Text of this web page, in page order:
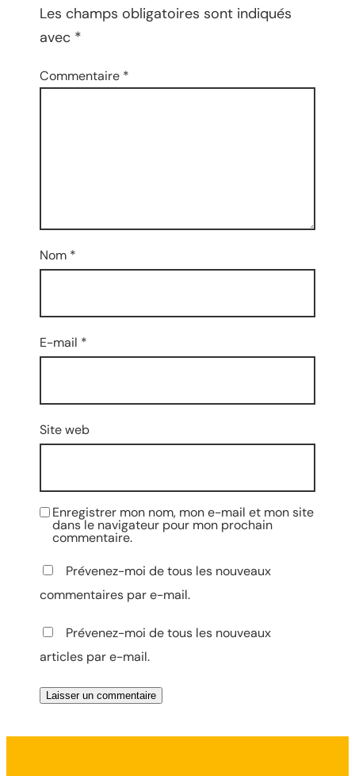
Les champs obligatoires sont indiqués
avec *
Commentaire *
Nom *
E-mail *
Site web
Enregistrer mon nom, mon e-mail et mon site
dans le navigateur pour mon prochain
commentaire.
Prévenez-moi de tous les nouveaux
commentaires par e-mail.
Prévenez-moi de tous les nouveaux
articles par e-mail.